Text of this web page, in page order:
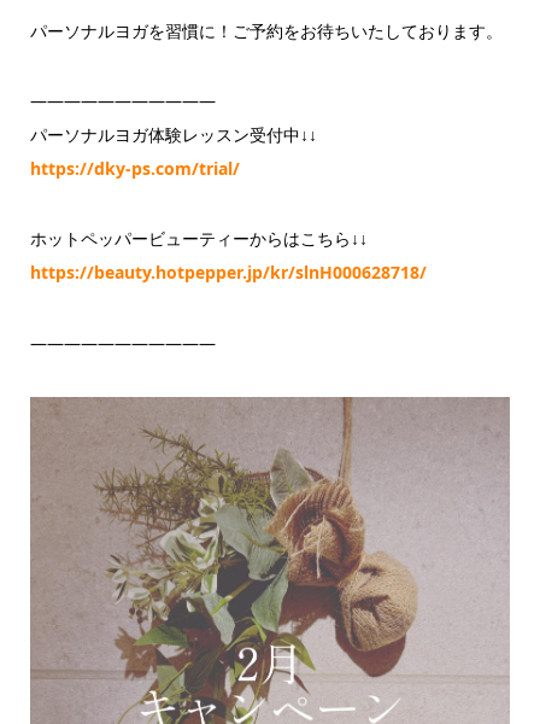
パーソナルヨガを習慣に！ご予約をお待ちいたしております。
———————————
パーソナルヨガ体験レッスン受付中↓↓
https://dky-ps.com/trial/
ホットペッパービューティーからはこちら↓↓
https://beauty.hotpepper.jp/kr/slnH000628718/
———————————